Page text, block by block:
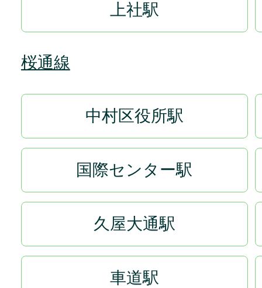
上社駅
桜通線
中村区役所駅
国際センター駅
久屋大通駅
車道駅